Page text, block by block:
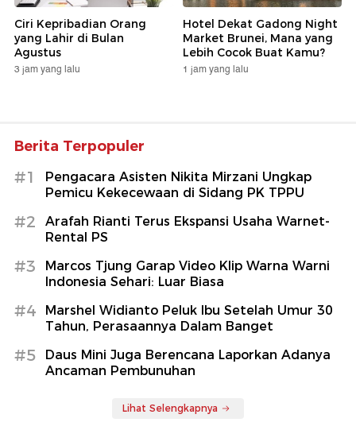
Ciri Kepribadian Orang
yang Lahir di Bulan
Agustus
3 jam yang lalu
Hotel Dekat Gadong Night
Market Brunei, Mana yang
Lebih Cocok Buat Kamu?
1 jam yang lalu
Berita Terpopuler
#1
Pengacara Asisten Nikita Mirzani Ungkap
Pemicu Kekecewaan di Sidang PK TPPU
#2
Arafah Rianti Terus Ekspansi Usaha Warnet-
Rental PS
#3
Marcos Tjung Garap Video Klip Warna Warni
Indonesia Sehari: Luar Biasa
#4
Marshel Widianto Peluk Ibu Setelah Umur 30
Tahun, Perasaannya Dalam Banget
#5
Daus Mini Juga Berencana Laporkan Adanya
Ancaman Pembunuhan
Lihat Selengkapnya